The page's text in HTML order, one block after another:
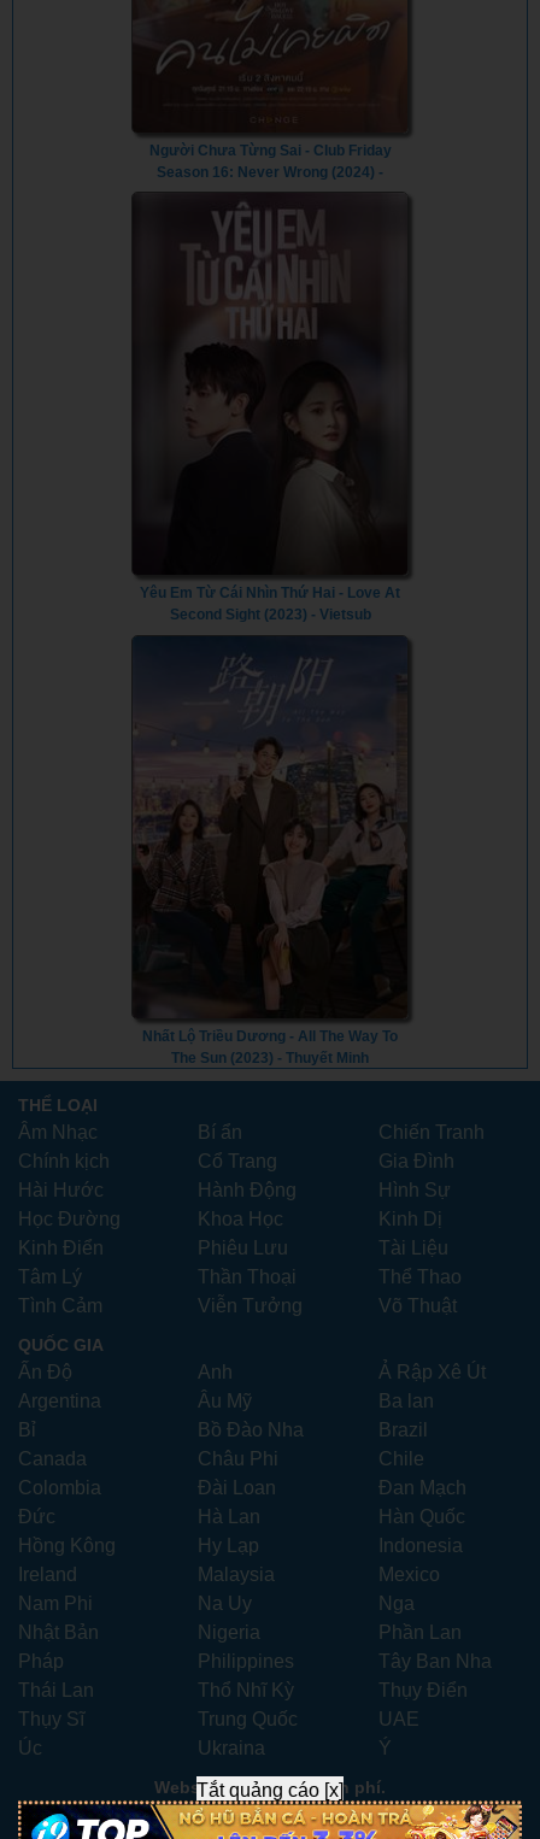
Người Chưa Từng Sai - Club Friday
Season 16: Never Wrong (2024) -
Vietsub
Yêu Em Từ Cái Nhìn Thứ Hai - Love At
Second Sight (2023) - Vietsub
Nhất Lộ Triều Dương - All The Way To
The Sun (2023) - Thuyết Minh
THỂ LOẠI
Âm Nhạc Bí ẩn
Chiến Tranh
Chính kịch
Cổ Trang
Gia Đình
Hài Hước
Hành Động
Hình Sự
Học Đường
Khoa Học
Kinh Dị
Kinh Điển
Phiêu Lưu
Tài Liệu
Tâm Lý
Thần Thoại
Thể Thao
Tình Cảm
Viễn Tưởng Võ Thuật
QUỐC GIA
Ấn Độ Anh
Ả Rập Xê Út
Argentina
Âu Mỹ
Ba lan
Bỉ
Bồ Đào Nha
Brazil
Canada
Châu Phi
Chile
Colombia
Đài Loan
Đan Mạch
Đức
Hà Lan
Hàn Quốc
Hồng Kông
Hy Lạp
Indonesia
Ireland
Malaysia
Mexico
Nam Phi
Na Uy
Nga
Nhật Bản
Nigeria
Phần Lan
Pháp
Philippines
Tây Ban Nha
Thái Lan
Thổ Nhĩ Kỳ
Thụy Điển
Thụy Sĩ
Trung Quốc
UAE
Úc
Ukraina Ý
Website xem phim miễn phí.
Liên hệ:xemphimhay247.com@gmail.com- Telegram:
Tắt quảng cáo [x]